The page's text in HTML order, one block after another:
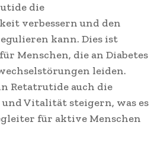
die
verbessern und den
kann. Dies ist
Menschen, die an Diabetes
leiden.
Retatrutide auch die
Vitalität steigern, was es
für aktive Menschen